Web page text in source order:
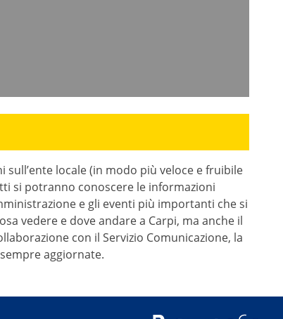
sull’ente locale (in modo più veloce e fruibile
si potranno conoscere le informazioni
e gli eventi più importanti che si
vedere e dove andare a Carpi, ma anche il
con il Servizio Comunicazione, la
aggiornate.